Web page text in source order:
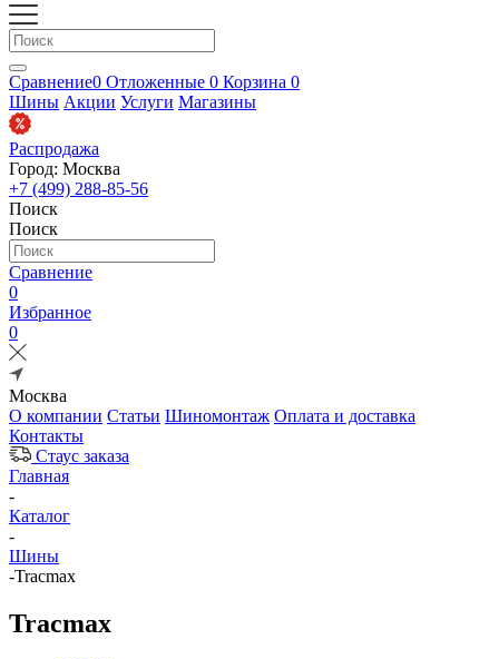
Сравнение0 Отложенные 0 Корзина 0
Шины Акции Услуги Магазины
Распродажа
Город: Москва
+7 (499) 288-85-56
Поиск
Поиск
Сравнение
0
Избранное
0
Москва
О компании Статьи Шиномонтаж Оплата и доставка
Контакты
Стаус заказа
Главная
-
Каталог
-
Шины
-Tracmax
Tracmax